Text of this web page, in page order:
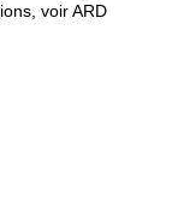
voir ARD